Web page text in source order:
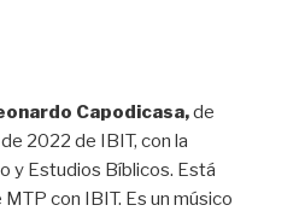
Capodicasa,de
2022 de IBIT, con la
y Estudios Bíblicos. Está
con IBIT. Es un músico